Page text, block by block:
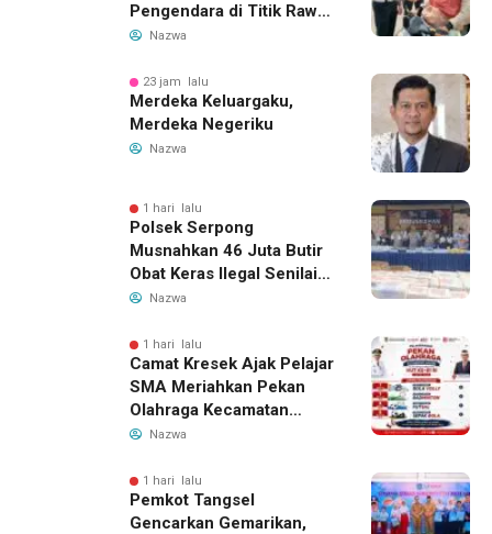
Pengendara di Titik Rawan
Kecelakaan Lewat
Nazwa
23 jam lalu
Merdeka Keluargaku,
Merdeka Negeriku
Nazwa
1 hari lalu
Polsek Serpong
Musnahkan 46 Juta Butir
Obat Keras Ilegal Senilai
Rp230 Miliar
Nazwa
1 hari lalu
Camat Kresek Ajak Pelajar
SMA Meriahkan Pekan
Olahraga Kecamatan
Kresek 2026
Nazwa
1 hari lalu
Pemkot Tangsel
Gencarkan Gemarikan,